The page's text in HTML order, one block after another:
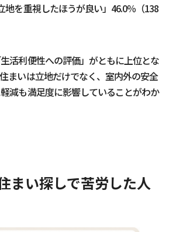
地を重視したほうが良い」46.0％（138
生活利便性への評価」がともに上位とな
まいは立地だけでなく、室内外の安全
減も満足度に影響していることがわか
まい探しで苦労した人